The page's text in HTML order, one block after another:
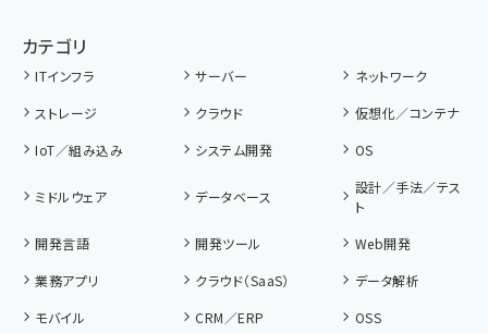
カテゴリ
ITインフラ サーバー
ネットワーク
ストレージ
クラウド
仮想化／コンテナ
IoT／組み込み
システム開発 OS
ミドルウェア データベース
設計／手法／テス
ト
開発言語
開発ツール
Web開発
業務アプリ
クラウド（SaaS）
データ解析
モバイル
CRM／ERP
OSS